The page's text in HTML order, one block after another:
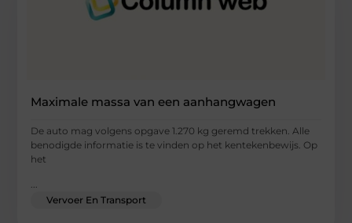
Maximale massa van een aanhangwagen
De auto mag volgens opgave 1.270 kg geremd trekken. Alle
benodigde informatie is te vinden op het kentekenbewijs. Op
het
...
Vervoer En Transport